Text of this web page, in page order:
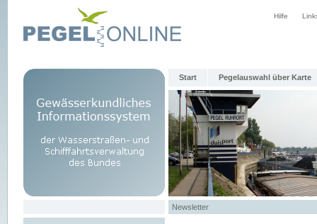
Hilfe
Start Pegelauswahl über Karte
Newsletter